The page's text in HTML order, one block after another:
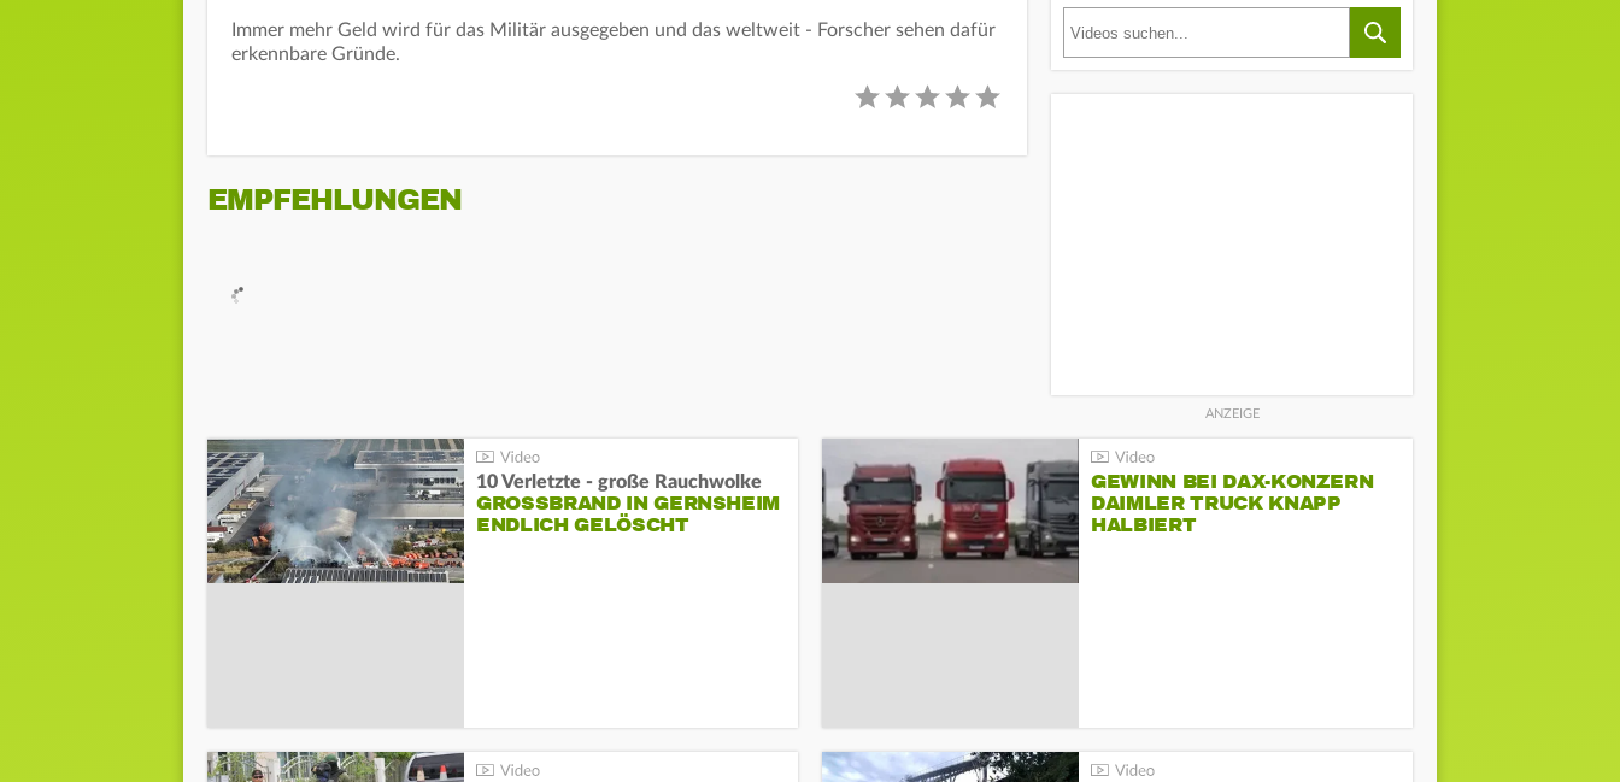
Immer mehr Geld wird für das Militär ausgegeben und das weltweit - Forscher sehen dafür
erkennbare Gründe.
EMPFEHLUNGEN
10 Verletzte - große Rauchwolke
GROSSBRAND IN GERNSHEIM E
NDLICH GELÖSCHT
GEWINN BEI DAX-KONZERN
DAIMLER TRUCK KNAPP
HALBIERT